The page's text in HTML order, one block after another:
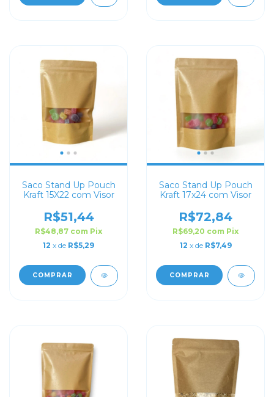
Saco Stand Up Pouch
Kraft 15X22 com Visor
R$51,44
R$48,87 com Pix
12 x de R$5,29
COMPRAR
Saco Stand Up Pouch
Kraft 17x24 com Visor
R$72,84
R$69,20 com Pix
12 x de R$7,49
COMPRAR